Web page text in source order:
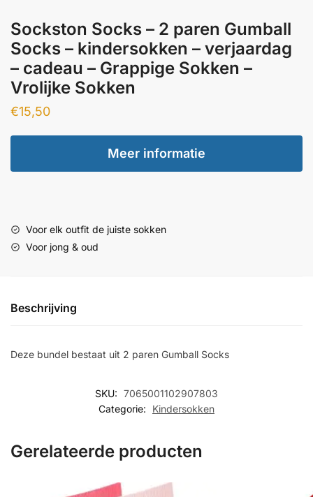
Sockston Socks – 2 paren Gumball
Socks – kindersokken – verjaardag
– cadeau – Grappige Sokken –
Vrolijke Sokken
€15,50
Meer informatie
Voor elk outfit de juiste sokken
Voor jong & oud
Beschrijving
Deze bundel bestaat uit 2 paren Gumball Socks
SKU: 7065001102907803
Categorie:
Kindersokken
Gerelateerde producten